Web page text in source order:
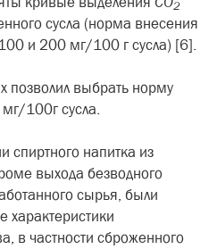
2
сусла (норма внесения
и 200 мг/100 г сусла) [6].
позволил выбрать норму
100г сусла.
спиртного напитка из
выхода безводного
сырья, были
характеристики
в частности сброженного